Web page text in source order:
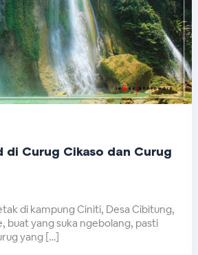
di Curug Cikaso dan Curug
di kampung Ciniti, Desa Cibitung,
buat yang suka ngebolang, pasti
yang […]